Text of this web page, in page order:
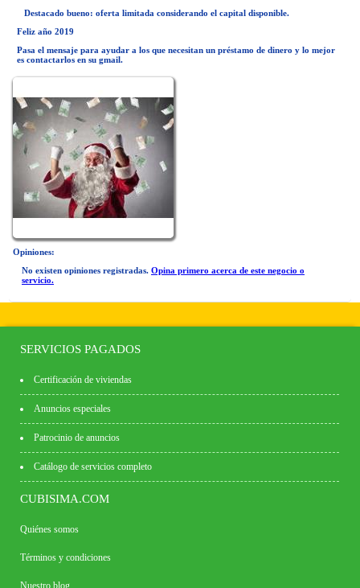
Destacado bueno: oferta limitada considerando el capital disponible.
Feliz año 2019
Pasa el mensaje para ayudar a los que necesitan un préstamo de dinero y lo mejor
es contactarlos en su gmail.
Opiniones:
No existen opiniones registradas. Opina primero acerca de este negocio o
servicio.
SERVICIOS PAGADOS
Certificación de viviendas
Anuncios especiales
Patrocinio de anuncios
Catálogo de servicios completo
CUBISIMA.COM
Quiénes somos
Términos y condiciones
Nuestro blog